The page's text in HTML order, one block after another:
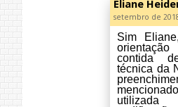
Responder